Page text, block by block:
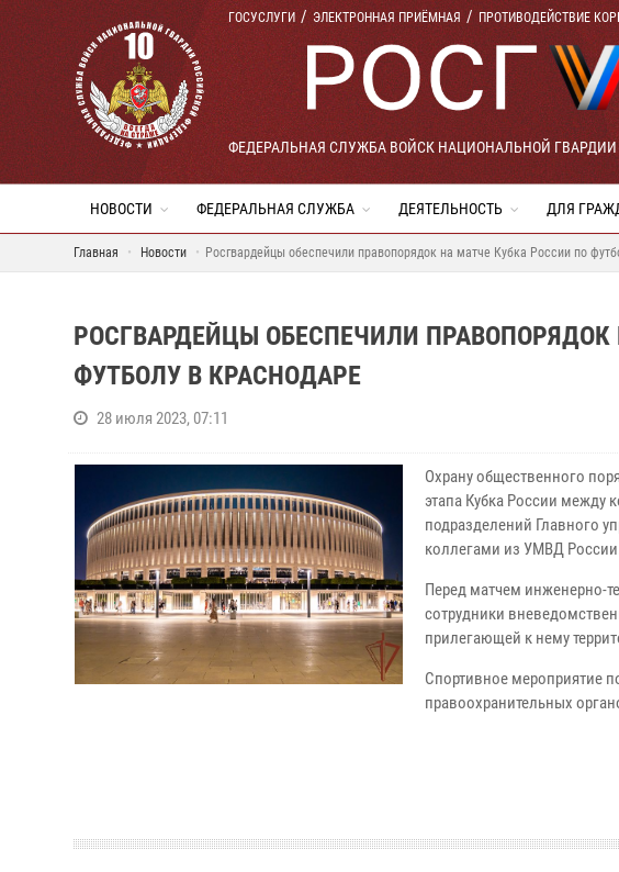
ГОСУСЛУГИ ЭЛЕКТРОННАЯ ПРИЁМНАЯ ПРОТИВОДЕЙСТВИЕ
ФЕДЕРАЛЬНАЯ СЛУЖБА ВОЙСК НАЦИОНАЛЬНОЙ
НОВОСТИ ФЕДЕРАЛЬНАЯ СЛУЖБА ДЕЯТЕЛЬНОСТЬ ДЛЯ
Главная Новости Росгвардейцы обеспечили правопорядок на матче Кубка России по
РОСГВАРДЕЙЦЫ ОБЕСПЕЧИЛИ
ФУТБОЛУ В КРАСНОДАРЕ
28 июля 2023, 07:11
Охрану общественного
этапа Кубка России между
подразделений Главного
коллегами из УМВД
Перед матчем инженерно-
сотрудники
прилегающей к нему
Спортивное мероприятие
правоохранительных